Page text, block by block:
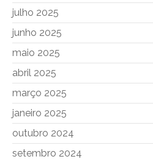
julho 2025
junho 2025
maio 2025
abril 2025
março 2025
janeiro 2025
outubro 2024
setembro 2024